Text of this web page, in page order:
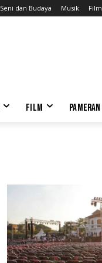
Seni dan Budaya Musik Film
FILM PAMERAN